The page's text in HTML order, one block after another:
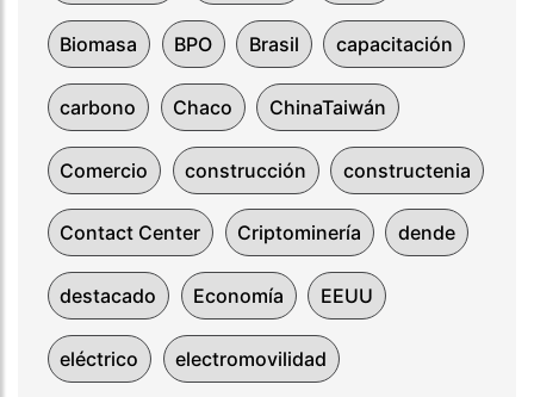
Biomasa BPO Brasil capacitación
carbono Chaco ChinaTaiwán
Comercio construcción constructenia
Contact Center Criptominería dende
destacado Economía EEUU
eléctrico electromovilidad